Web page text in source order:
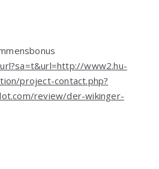
www2.hu-
project-contact.php?
review/der-wikinger-